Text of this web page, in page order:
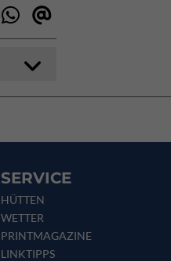
SERVICE
HÜTTEN
WETTER
PRINTMAGAZINE
LINKTIPPS